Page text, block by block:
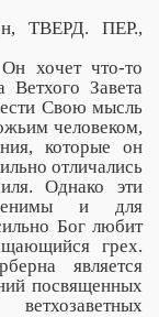
ТВЕРД. ПЕР.,
хочет что-то
Ветхого Завета
Свою мысль
человеком,
которые он
отличались
Однако эти
и для
Бог любит
грех.
является
посвященных